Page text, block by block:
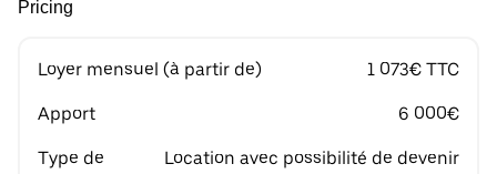
Pricing
Loyer mensuel (à partir de) 1 073€ TTC
Apport 6 000€
Type de
Location avec possibilité de devenir